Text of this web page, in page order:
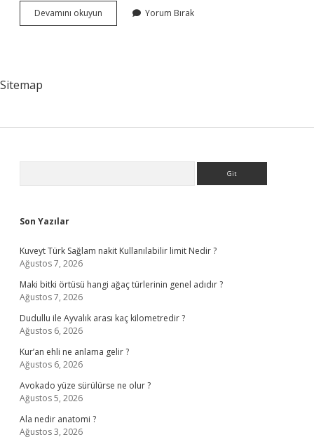
Devamını okuyun Avustralya
Konsolosu
Yorum Bırak
Sitemap
Son Yazılar
Kuveyt Türk Sağlam nakit Kullanılabilir limit Nedir ?
Ağustos 7, 2026
Maki bitki örtüsü hangi ağaç türlerinin genel adıdır ?
Ağustos 7, 2026
Dudullu ile Ayvalık arası kaç kilometredir ?
Ağustos 6, 2026
Kur’an ehli ne anlama gelir ?
Ağustos 6, 2026
Avokado yüze sürülürse ne olur ?
Ağustos 5, 2026
Ala nedir anatomi ?
Ağustos 3, 2026